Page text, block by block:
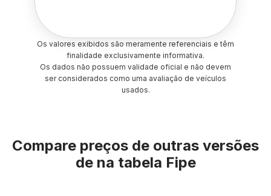
Os valores exibidos são meramente referenciais e têm
finalidade exclusivamente informativa.
Os dados não possuem validade oficial e não devem
ser considerados como uma avaliação de veículos
usados.
Compare preços de outras versões
de na tabela Fipe